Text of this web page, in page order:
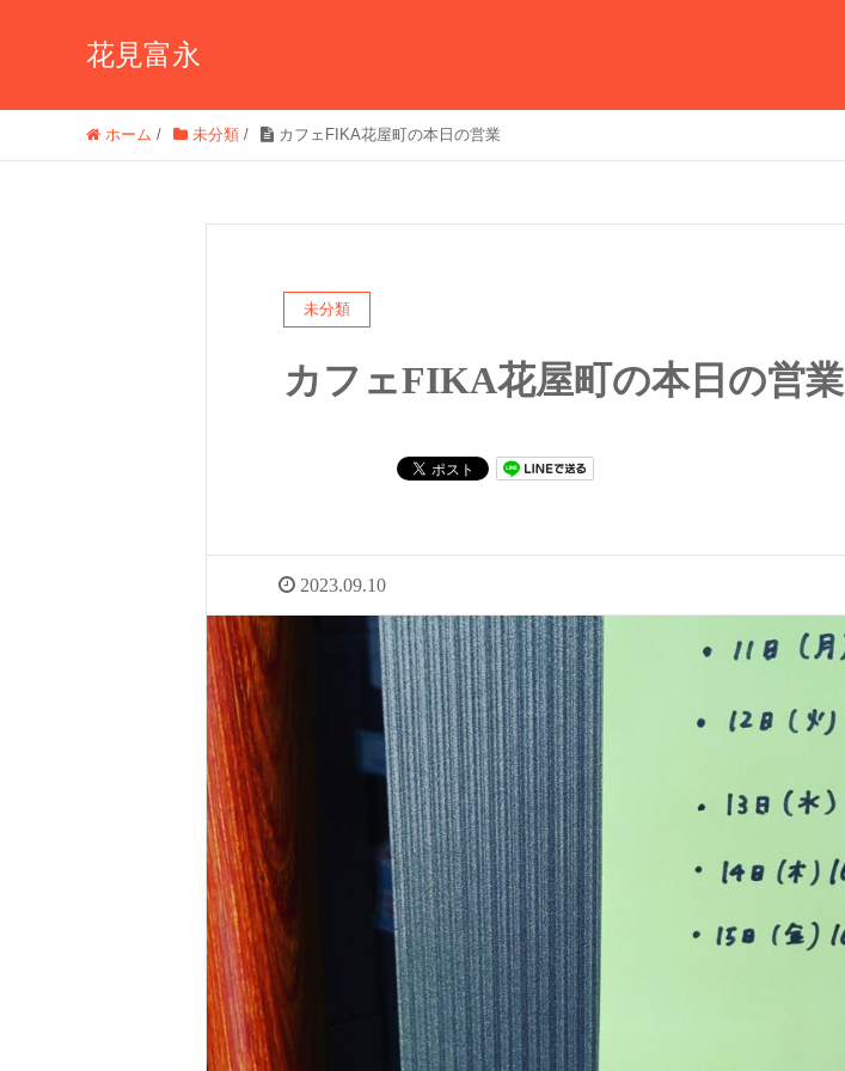
花見富永
ホーム / 未分類 / カフェFIKA花屋町の本日の営業
未分類
カフェFIKA花屋町の本日の営業
2023.09.10